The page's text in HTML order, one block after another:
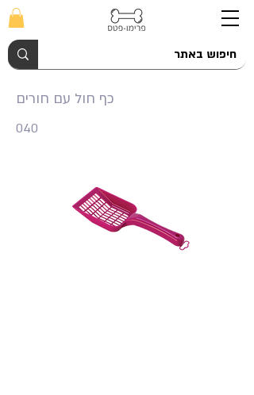
כף חול עם חורים
040